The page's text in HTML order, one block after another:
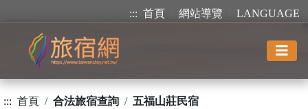
::: 首頁 網站導覽 LANGUAGE
::: 首頁 合法旅宿查詢 五福山莊民宿